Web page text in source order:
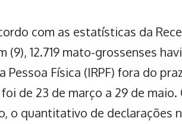
com as estatísticas da
(9), 12.719 mato-grossenses
Pessoa Física (IRPF) fora do
foi de 23 de março a 29 de
o quantitativo de declarações